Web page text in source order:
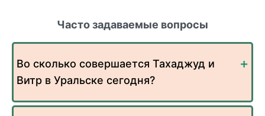
Часто задаваемые вопросы
Во сколько совершается Тахаджуд и
Витр в Уральске сегодня?